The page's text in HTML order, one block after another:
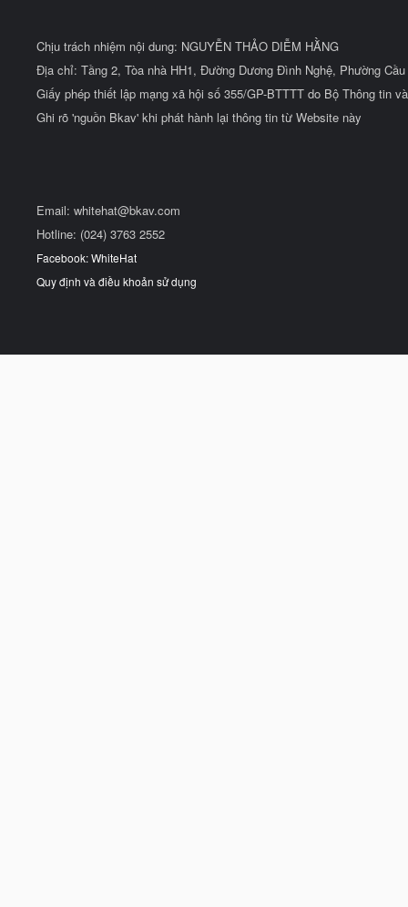
Chịu trách nhiệm nội dung: NGUYỄN THẢO DIỄM HẰNG
Địa chỉ: Tầng 2, Tòa nhà HH1, Đường Dương Đình Nghệ, Phường
Giấy phép thiết lập mạng xã hội số 355/GP-BTTTT do Bộ Thông tin
Ghi rõ 'nguồn Bkav' khi phát hành lại thông tin từ Website này
Email: whitehat@bkav.com
Hotline: (024) 3763 2552
Facebook: WhiteHat
Quy định và điều khoản sử dụng